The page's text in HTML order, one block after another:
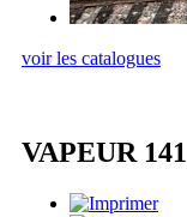
voir les catalogues
VAPEUR